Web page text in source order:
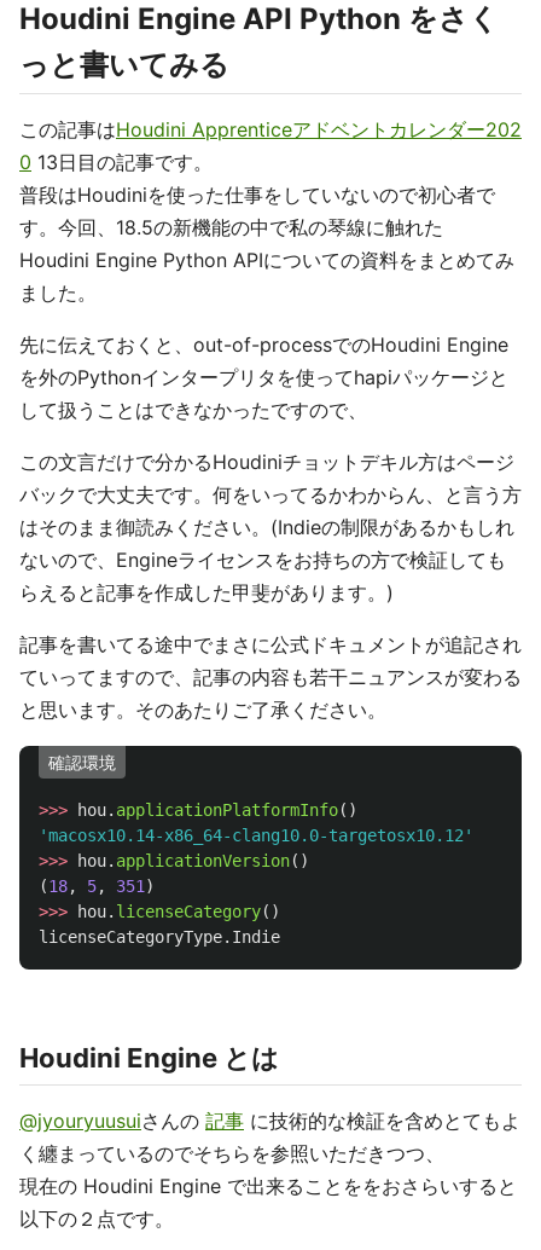
Houdini Engine API Python をさく
っと書いてみる
この記事はHoudini Apprenticeアドベントカレンダー202
0 13日目の記事です。
普段はHoudiniを使った仕事をしていないので初心者で
す。今回、18.5の新機能の中で私の琴線に触れた
Houdini Engine Python APIについての資料をまとめてみ
ました。
先に伝えておくと、out-of-processでのHoudini Engine
を外のPythonインタープリタを使ってhapiパッケージと
して扱うことはできなかったですので、
この文言だけで分かるHoudiniチョットデキル方はページ
バックで大丈夫です。何をいってるかわからん、と言う方
はそのまま御読みください。(Indieの制限があるかもしれ
ないので、Engineライセンスをお持ちの方で検証しても
らえると記事を作成した甲斐があります。)
記事を書いてる途中でまさに公式ドキュメントが追記され
ていってますので、記事の内容も若干ニュアンスが変わる
と思います。そのあたりご了承ください。
確認環境
>>> hou. applicationPlatformInfo()
'macosx10.14-x86_64-clang10.0-targetosx10.12 '
>>>
hou. applicationVersion()
(18, 5, 351 )
>>>
hou. licenseCategory()
licenseCategoryType. Indie
Houdini Engine とは
@jyouryuusuiさんの 記事 に技術的な検証を含めとてもよ
く纏まっているのでそちらを参照いただきつつ、
現在の Houdini Engine で出来ることををおさらいすると
以下の２点です。